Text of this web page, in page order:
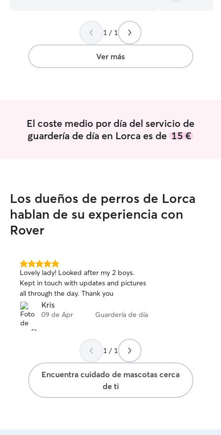
Lamentablemente perdí a mi hija
peludita y la compañía de una mascota
siempre hace falta. Mucho amor para
repartir todos los días y todo el día. Vivo
en un piso, pero siempre estoy
1 / 1
Ver más
El coste medio por día del servicio de
guardería de día en Lorca es de 15 €
Los dueños de perros de Lorca
hablan de su experiencia con
Rover
5.0
de
5
estrellas
Lovely lady! Looked after my 2 boys.
Kept in touch with updates and pictures
all through the day. Thank you
Kris
09 de Apr Guardería de día
1 / 1
Encuentra cuidado de mascotas cerca
de ti